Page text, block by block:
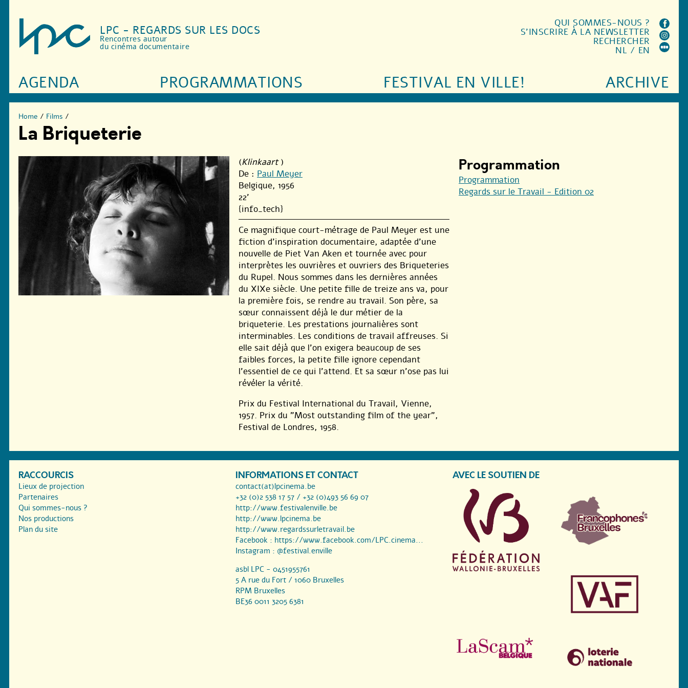
LPC - REGARDS SUR LES DOCS
Rencontres autour
du cinéma documentaire
AGENDA PROGRAMMATIONS FESTIVAL EN VILLE! ARCHIVE
QUI SOMMES-NOUS ?
S'INSCRIRE À LA NEWSLETTER
RECHERCHER
NL / EN
Home / Films /
La Briqueterie
(Klinkaart)
De : Paul Meyer
Belgique, 1956
22'
{info_tech}
Ce magnifique court-métrage de Paul Meyer est une
fiction d’inspiration documentaire, adaptée d’une
nouvelle de Piet Van Aken et tournée avec pour
interprètes les ouvrières et ouvriers des Briqueteries
du Rupel. Nous sommes dans les dernières années
du XIXe siècle. Une petite fille de treize ans va, pour
la première fois, se rendre au travail. Son père, sa
sœur connaissent déjà le dur métier de la
briqueterie. Les prestations journalières sont
interminables. Les conditions de travail affreuses. Si
elle sait déjà que l’on exigera beaucoup de ses
faibles forces, la petite fille ignore cependant
l’essentiel de ce qui l’attend. Et sa sœur n’ose pas lui
révéler la vérité.
Prix du Festival International du Travail, Vienne,
1957. Prix du "Most outstanding film of the year",
Festival de Londres, 1958.
Programmation
Programmation
Regards sur le Travail - Edition 02
RACCOURCIS
Lieux de projection
Partenaires
Qui sommes-nous ?
Nos productions
Plan du site
INFORMATIONS ET CONTACT
contact(at)lpcinema.be
+32 (0)2 538 17 57 / +32 (0)493 56 69 07
http://www.festivalenville.be
http://www.lpcinema.be
http://www.regardssurletravail.be
Facebook : https://www.facebook.com/LPC.cinema...
Instagram : @festival.enville
asbl LPC - 0451955761
5 A rue du Fort / 1060 Bruxelles
RPM Bruxelles
BE36 0011 3205 6381
AVEC LE SOUTIEN DE